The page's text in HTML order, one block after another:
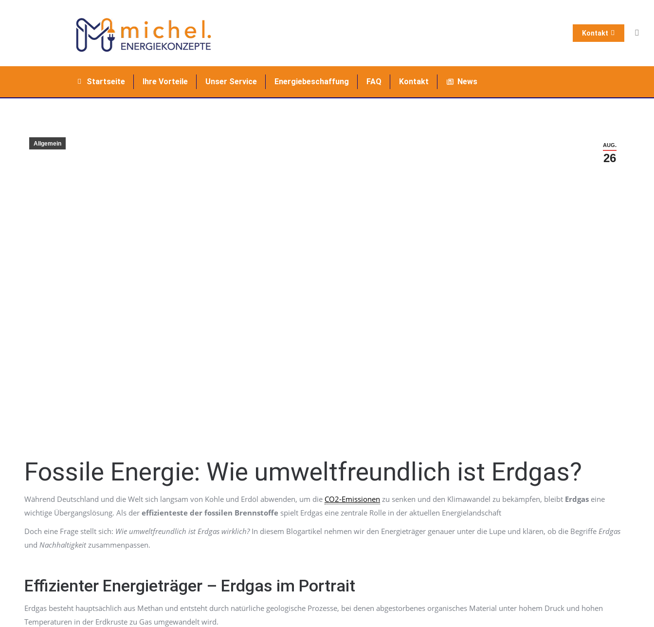
Kontakt
Startseite Ihre Vorteile Unser Service Energiebeschaffung FAQ Kontakt News
AUG.
26
Allgemein
Fossile Energie: Wie umweltfreundlich ist Erdgas?
Während Deutschland und die Welt sich langsam von Kohle und Erdöl abwenden, um die CO2-Emissionen zu senken und den Klimawandel zu bekämpfen, bleibt Erdgas eine
wichtige Übergangslösung. Als der effizienteste der fossilen Brennstoffe spielt Erdgas eine zentrale Rolle in der aktuellen Energielandschaft
Doch eine Frage stellt sich: Wie umweltfreundlich ist Erdgas wirklich?In diesem Blogartikel nehmen wir den Energieträger genauer unter die Lupe und klären, ob die Begriffe Erdgas
und Nachhaltigkeitzusammenpassen.
Effizienter Energieträger – Erdgas im Portrait
Erdgas besteht hauptsächlich aus Methan und entsteht durch natürliche geologische Prozesse, bei denen abgestorbenes organisches Material unter hohem Druck und hohen
Temperaturen in der Erdkruste zu Gas umgewandelt wird.